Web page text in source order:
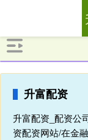
升富配资
升富配资_配资公
资配资网站/在金